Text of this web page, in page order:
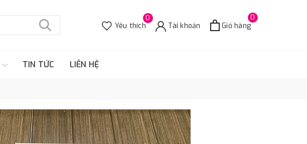
0
Yêu thích Tài khoản
0
Giỏ hàng
TIN TỨC LIÊN HỆ